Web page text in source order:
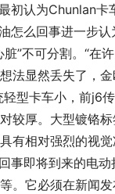
初认为Chunlan卡
怎么回事进一步
”不可分割。“在
法显然丢失了，
型卡车小，前j6
较厚。大型镀铬
有相对强烈的视觉
事即将到来的电
。它必须在新闻